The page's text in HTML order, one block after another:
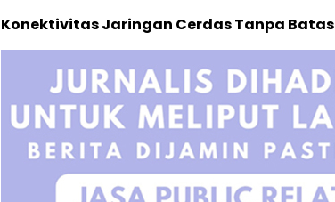
Konektivitas Jaringan Cerdas Tanpa Batas